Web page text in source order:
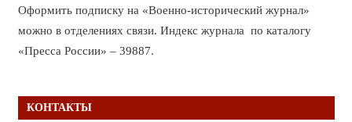
Оформить подписку на «Военно-исторический журнал»
можно в отделениях связи. Индекс журнала по каталогу
«Пресса России» – 39887.
КОНТАКТЫ